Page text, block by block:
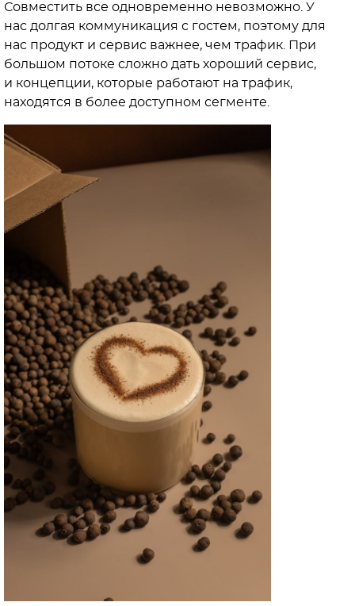
Совместить все одновременно невозможно. У
нас долгая коммуникация с гостем, поэтому для
нас продукт и сервис важнее, чем трафик. При
большом потоке сложно дать хороший сервис,
и концепции, которые работают на трафик,
находятся в более доступном сегменте.